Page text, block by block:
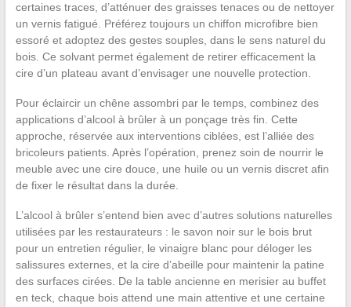
certaines traces, d’atténuer des graisses tenaces ou de nettoyer
un vernis fatigué. Préférez toujours un chiffon microfibre bien
essoré et adoptez des gestes souples, dans le sens naturel du
bois. Ce solvant permet également de retirer efficacement la
cire d’un plateau avant d’envisager une nouvelle protection.
Pour éclaircir un chêne assombri par le temps, combinez des
applications d’alcool à brûler à un ponçage très fin. Cette
approche, réservée aux interventions ciblées, est l’alliée des
bricoleurs patients. Après l’opération, prenez soin de nourrir le
meuble avec une cire douce, une huile ou un vernis discret afin
de fixer le résultat dans la durée.
L’alcool à brûler s’entend bien avec d’autres solutions naturelles
utilisées par les restaurateurs : le savon noir sur le bois brut
pour un entretien régulier, le vinaigre blanc pour déloger les
salissures externes, et la cire d’abeille pour maintenir la patine
des surfaces cirées. De la table ancienne en merisier au buffet
en teck, chaque bois attend une main attentive et une certaine